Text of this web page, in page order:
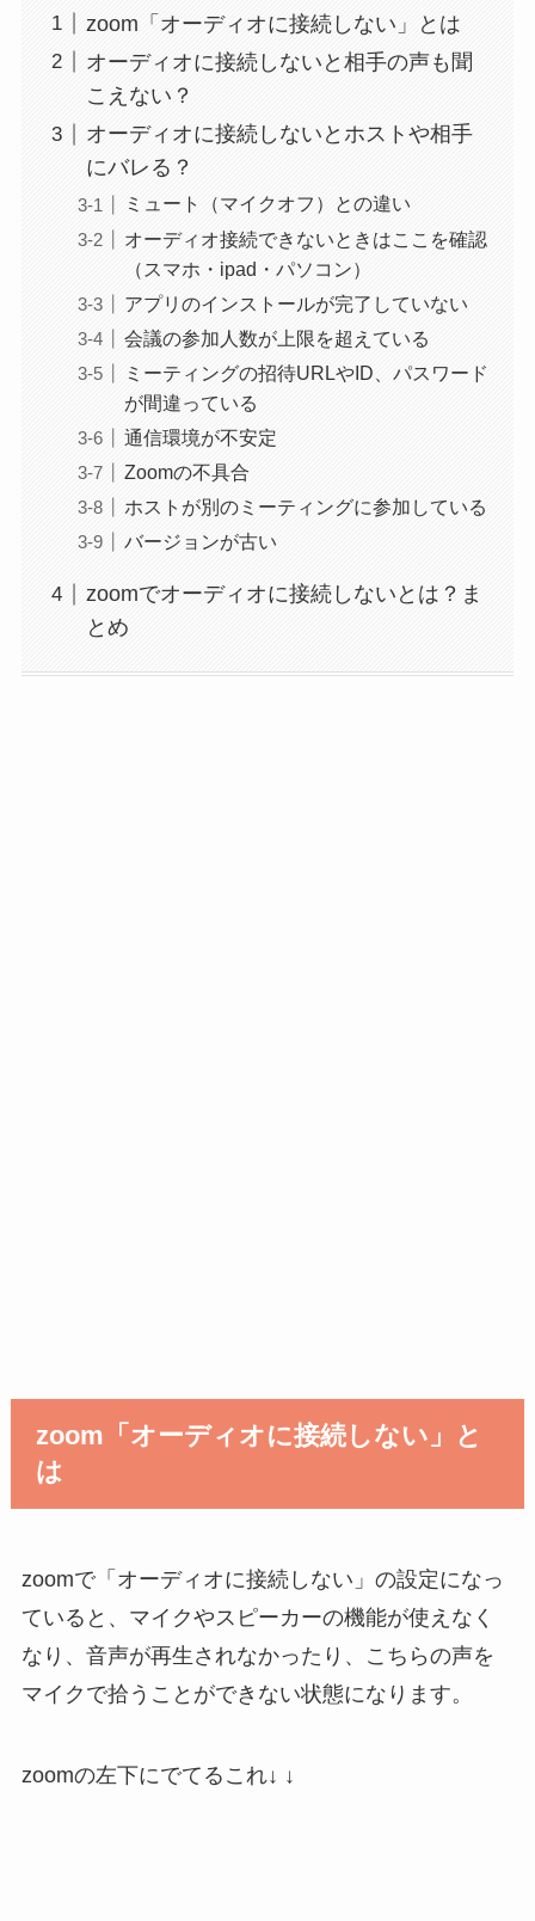
zoom「オーディオに接続しない」とは
オーディオに接続しないと相手の声も聞
こえない？
オーディオに接続しないとホストや相手
にバレる？
ミュート（マイクオフ）との違い
オーディオ接続できないときはここを確認
（スマホ・ipad・パソコン）
アプリのインストールが完了していない
会議の参加人数が上限を超えている
ミーティングの招待URLやID、パスワード
が間違っている
通信環境が不安定
Zoomの不具合
ホストが別のミーティングに参加している
バージョンが古い
zoomでオーディオに接続しないとは？ま
とめ
zoom「オーディオに接続しない」と
は
zoomで「オーディオに接続しない」の設定になっ
ていると、マイクやスピーカーの機能が使えなく
なり、音声が再生されなかったり、こちらの声を
マイクで拾うことができない状態になります。
zoomの左下にでてるこれ↓ ↓